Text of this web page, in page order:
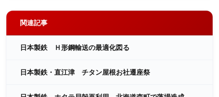
関連記事
日本製鉄 Ｈ形鋼輸送の最適化図る
日本製鉄・直江津 チタン屋根お社遷座祭